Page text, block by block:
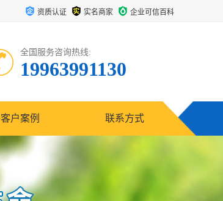
资质认证 实名商家 企业可信百科
全国服务咨询热线:
19963991130
客户案例 联系方式